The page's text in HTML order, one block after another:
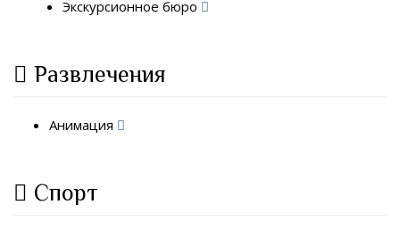
Экскурсионное бюро
Развлечения
Анимация
Спорт